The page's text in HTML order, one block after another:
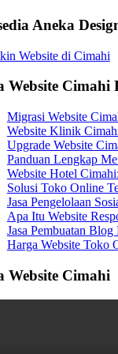
Aneka
Website Cimahi
Migrasi Website
Website Klinik
Upgrade Website
Panduan Lengkap
Website Hotel
Solusi Toko Online
Jasa Pengelolaan
Apa Itu Website
Jasa Pembuatan
Harga Website Toko
Website Cimahi